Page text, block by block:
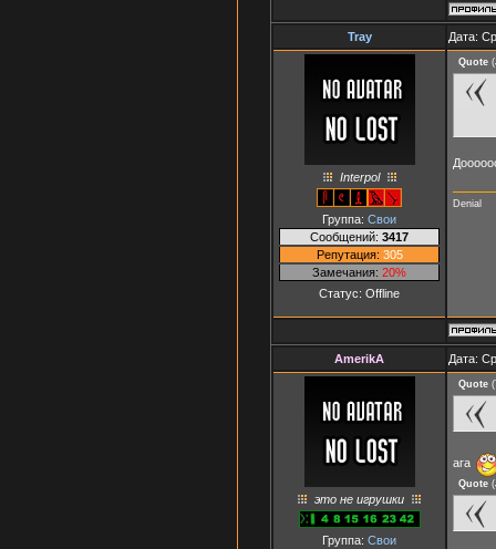
Tray Дата:
Interpol
Группа: Свои
Сообщений: 3417
Репутация: 305
Замечания: 20%
Статус: Offline
Quote (
Denial
AmerikA Дата:
это не игрушки
Группа: Свои
Quote (
ага
Quote (